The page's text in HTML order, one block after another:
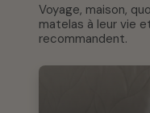
Voyage, maison,
matelas à leur vie
recommandent.